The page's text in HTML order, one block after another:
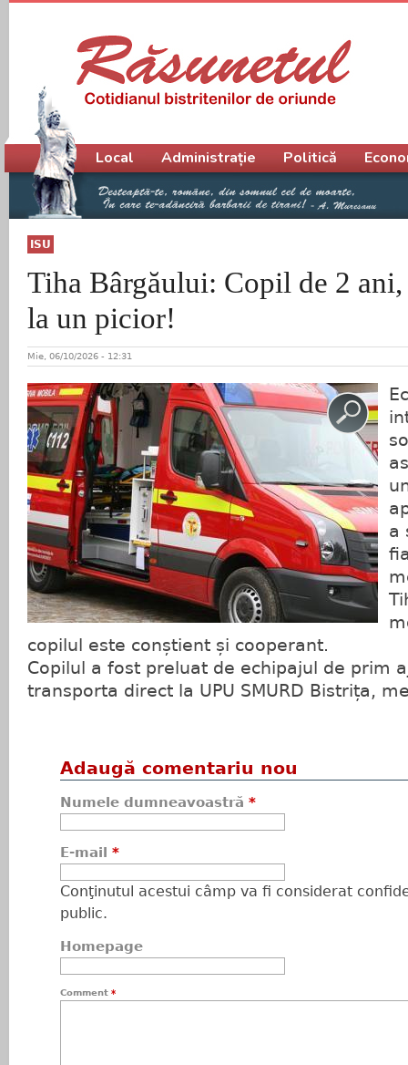
ISU
Tiha Bârgăului: Copil de 2
la un picior!
Mie, 06/10/2026 - 12:31
a
copilul este conștient și cooperant.
Copilul a fost preluat de echipajul de prim
transporta direct la UPU SMURD Bistrița,
Adaugă comentariu nou
Numele dumneavoastră *
E-mail *
Conţinutul acestui câmp va fi considerat
public.
Homepage
Comment *
Meniu principal
Local Administrație Politică